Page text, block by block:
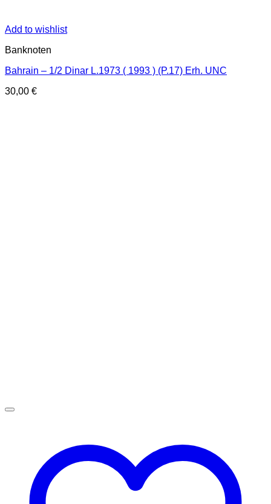
Add to wishlist
Banknoten
Bahrain – 1/2 Dinar L.1973 ( 1993 ) (P.17) Erh. UNC
30,00 €